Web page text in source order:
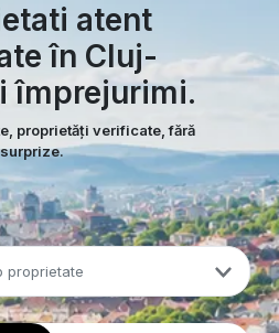
atent
în Cluj-
împrejurimi.
proprietăți verificate, fără
surprize.
proprietate